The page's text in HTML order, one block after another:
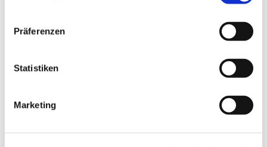
Präferenzen
Statistiken
Marketing